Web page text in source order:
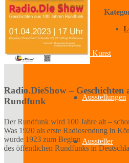
Sparten
Bildende Kunst
Ausstellungen
Aussteller
Radio.DieShow – Geschichten
Rundfunk
Der Rundfunk wird 100 Jahre alt –
Was 1920 als erste Radiosendung in
wurde 1923 zum Beginn
des öffentlichen Rundfunks in